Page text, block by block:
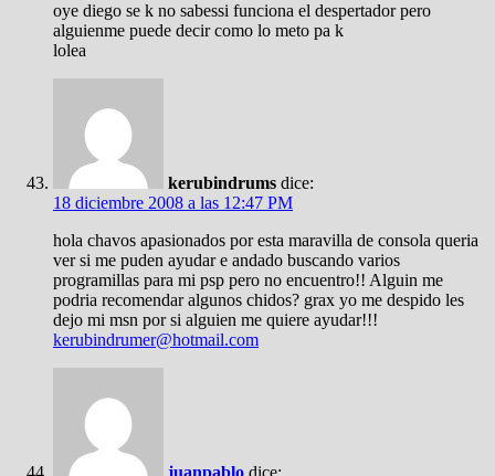
oye diego se k no sabessi funciona el despertador pero
alguienme puede decir como lo meto pa k
lolea
kerubindrums dice:
18 diciembre 2008 a las 12:47 PM
hola chavos apasionados por esta maravilla de consola queria
ver si me puden ayudar e andado buscando varios
programillas para mi psp pero no encuentro!! Alguin me
podria recomendar algunos chidos? grax yo me despido les
dejo mi msn por si alguien me quiere ayudar!!!
kerubindrumer@hotmail.com
juanpablo dice: